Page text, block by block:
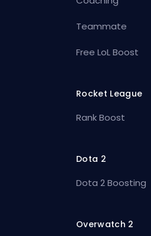
Teammate
Free LoL Boost
Rocket League
Rank Boost
Dota 2
Dota 2 Boosting
Overwatch 2